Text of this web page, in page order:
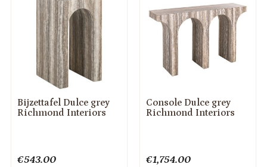
Bijzettafel Dulce grey
Richmond Interiors
€543.00
Console Dulce grey
Richmond Interiors
€1,754.00